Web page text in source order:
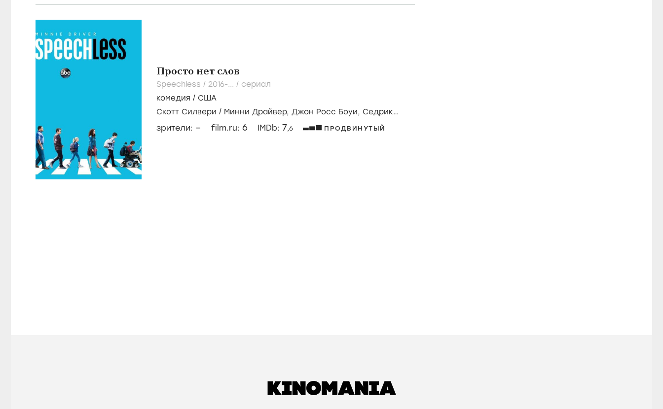
Просто нет слов
Speechless / 2016-... / сериал
комедия / США
Скотт Силвери / Минни Драйвер, Джон Росс Боуи, Седрик
зрители: – film.ru: 6 IMDb: 7,6 ПРОДВИНУТЫЙ